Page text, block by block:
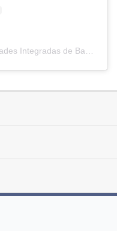
Um post compartilhado por Faculdades Integradas de Bauru (@fibbauru)